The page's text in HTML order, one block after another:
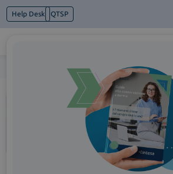
Help Desk QTSP
Cosa facciamo